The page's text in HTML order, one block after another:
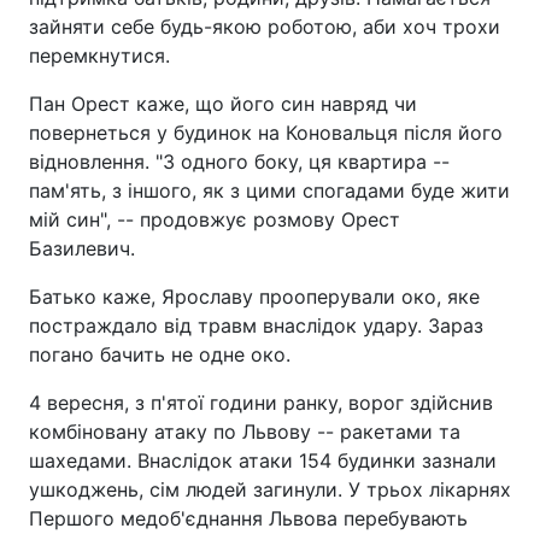
зайняти себе будь-якою роботою, аби хоч трохи
перемкнутися.
Пан Орест каже, що його син навряд чи
повернеться у будинок на Коновальця після його
відновлення. "З одного боку, ця квартира --
пам'ять, з іншого, як з цими спогадами буде жити
мій син", -- продовжує розмову Орест
Базилевич.
Батько каже, Ярославу прооперували око, яке
постраждало від травм внаслідок удару. Зараз
погано бачить не одне око.
4 вересня, з п'ятої години ранку, ворог здійснив
комбіновану атаку по Львову -- ракетами та
шахедами. Внаслідок атаки 154 будинки зазнали
ушкоджень, сім людей загинули. У трьох лікарнях
Першого медоб'єднання Львова перебувають